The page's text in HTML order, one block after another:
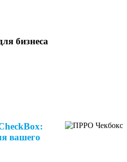
бизнеса
вашего